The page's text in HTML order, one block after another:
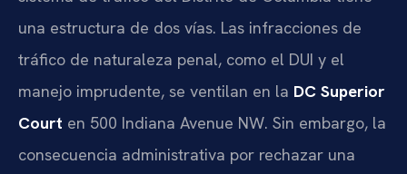
una estructura de dos vías. Las infracciones de
tráfico de naturaleza penal, como el DUI y el
manejo imprudente, se ventilan en la DC Superior
Court en 500 Indiana Avenue NW. Sin embargo, la
consecuencia administrativa por rechazar una